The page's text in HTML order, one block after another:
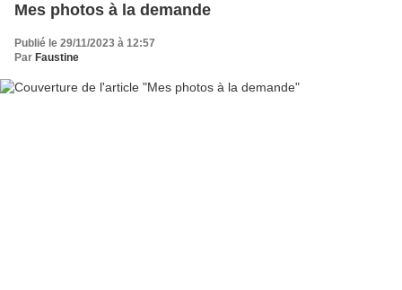
Mes photos à la demande
Publié le 29/11/2023 à 12:57
Par Faustine